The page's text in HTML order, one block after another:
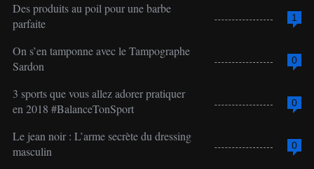
1
Des produits au poil pour une barbe
parfaite
0
On s’en tamponne avec le Tampographe
Sardon
0
3 sports que vous allez adorer pratiquer
en 2018 #BalanceTonSport
0
Le jean noir : L’arme secrète du dressing
masculin